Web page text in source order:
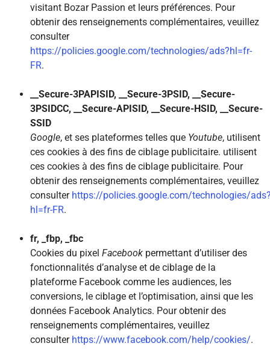
visitant Bozar Passion et leurs préférences. Pour
obtenir des renseignements complémentaires, veuillez
consulter
https://policies.google.com/technologies/ads?hl=fr-
FR.
__Secure-3PAPISID, __Secure-3PSID, __Secure-
3PSIDCC, __Secure-APISID, __Secure-HSID, __Secure-
SSID
Google, et ses plateformes telles que Youtube, utilisent
ces cookies à des fins de ciblage publicitaire. utilisent
ces cookies à des fins de ciblage publicitaire. Pour
obtenir des renseignements complémentaires, veuillez
consulter https://policies.google.com/technologies/
hl=fr-FR.
fr, _fbp, _fbc
Cookies du pixel Facebook permettant d’utiliser des
fonctionnalités d’analyse et de ciblage de la
plateforme Facebook comme les audiences, les
conversions, le ciblage et l’optimisation, ainsi que les
données Facebook Analytics. Pour obtenir des
renseignements complémentaires, veuillez
consulter https://www.facebook.com/help/cookies/.